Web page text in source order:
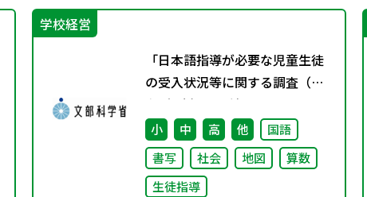
学校経営
「日本語指導が必要な児童生徒
の受入状況等に関する調査（令
和5年度）」の結果について
小 中 高 他
国語
書写
社会 地図
算数
生徒指導